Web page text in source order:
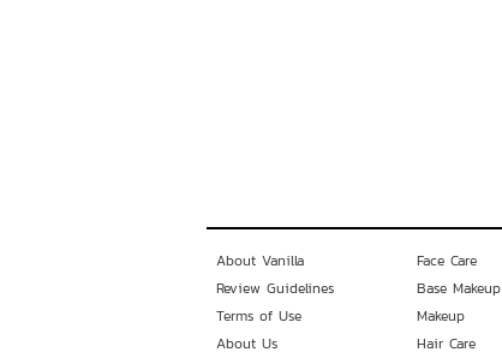
About Vanilla
Review Guidelines
Terms of Use
About Us
Face Care
Base Makeup
Makeup
Hair Care